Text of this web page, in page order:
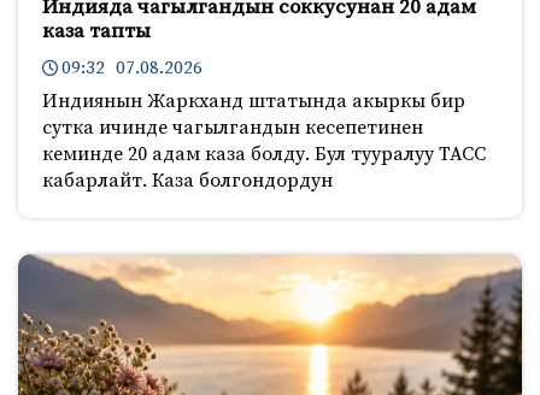
Индияда чагылгандын соккусунан 20 адам
каза тапты
09:32 07.08.2026
Индиянын Жаркханд штатында акыркы бир
сутка ичинде чагылгандын кесепетинен
кеминде 20 адам каза болду. Бул тууралуу ТАСС
кабарлайт. Каза болгондордун